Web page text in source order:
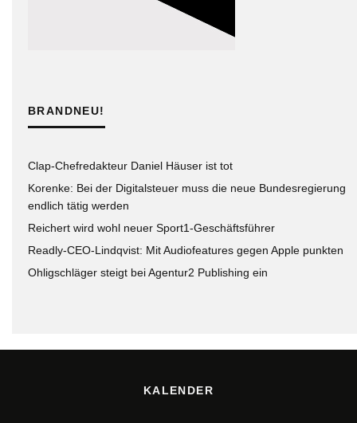
BRANDNEU!
Clap-Chefredakteur Daniel Häuser ist tot
Korenke: Bei der Digitalsteuer muss die neue Bundesregierung
endlich tätig werden
Reichert wird wohl neuer Sport1-Geschäftsführer
Readly-CEO-Lindqvist: Mit Audiofeatures gegen Apple punkten
Ohligschläger steigt bei Agentur2 Publishing ein
KALENDER